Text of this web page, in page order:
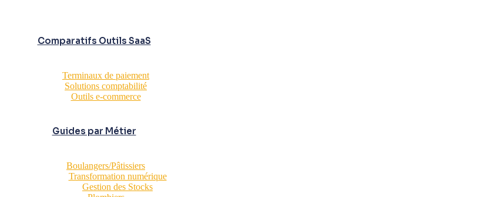
Comparatifs Outils SaaS
Terminaux de paiement
Solutions comptabilité
Outils e-commerce
Guides par Métier
Boulangers/Pâtissiers
Transformation numérique
Gestion des Stocks